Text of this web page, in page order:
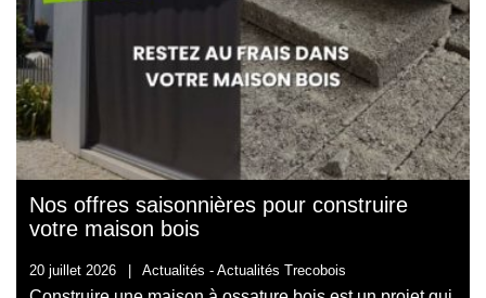
Nos offres saisonnières pour construire
votre maison bois
20 juillet 2026 Actualités - Actualités Trecobois